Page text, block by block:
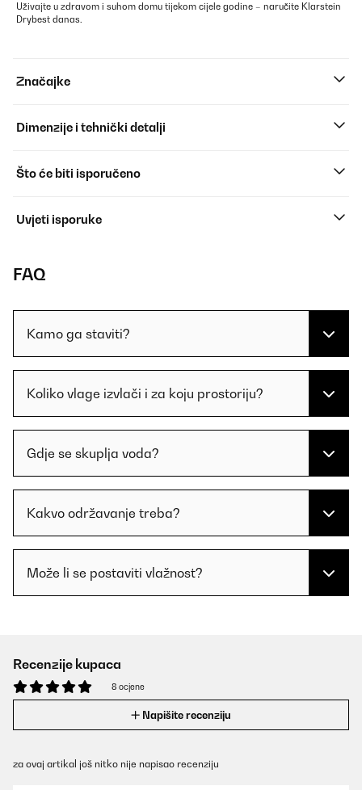
Uživajte u zdravom i suhom domu tijekom cijele godine – naručite Klarstein
Drybest danas.
Značajke
Dimenzije i tehnički detalji
Što će biti isporučeno
Uvjeti isporuke
FAQ
Kamo ga staviti?
Koliko vlage izvlači i za koju prostoriju?
Gdje se skuplja voda?
Kakvo održavanje treba?
Može li se postaviti vlažnost?
Recenzije kupaca
8 ocjene
Napišite recenziju
za ovaj artikal još nitko nije napisao recenziju